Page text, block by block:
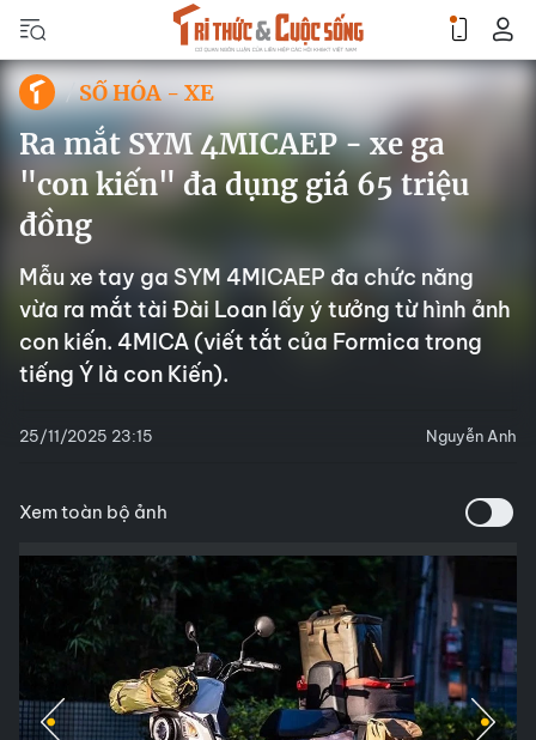
SỐ HÓA - XE
Ra mắt SYM 4MICAEP - xe ga
"con kiến" đa dụng giá 65 triệu
đồng
Mẫu xe tay ga SYM 4MICAEP đa chức năng
vừa ra mắt tài Đài Loan lấy ý tưởng từ hình ảnh
con kiến. 4MICA (viết tắt của Formica trong
tiếng Ý là con Kiến).
25/11/2025 23:15 Nguyễn Anh
Xem toàn bộ ảnh